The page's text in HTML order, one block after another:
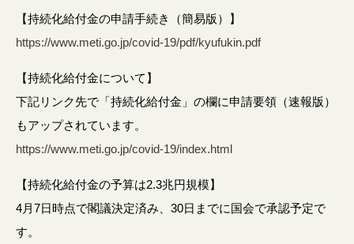
【持続化給付金の申請手続き（簡易版）】
https://www.meti.go.jp/covid-19/pdf/kyufukin.pdf
【持続化給付金について】
下記リンク先で「持続化給付金」の欄に申請要領（速報版）
もアップされています。
https://www.meti.go.jp/covid-19/index.html
【持続化給付金の予算は2.3兆円規模】
4月7日時点で閣議決定済み、30日までに国会で承認予定で
す。